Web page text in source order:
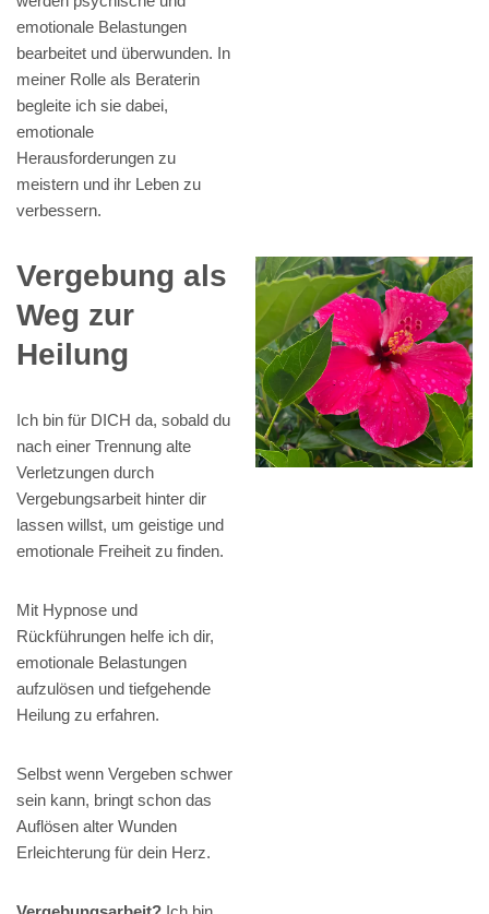
emotionale Belastungen
bearbeitet und überwunden. In
meiner Rolle als Beraterin
begleite ich sie dabei,
emotionale
Herausforderungen zu
meistern und ihr Leben zu
verbessern.
Vergebung als
Weg zur
Heilung
Ich bin für DICH da, sobald du
nach einer Trennung alte
Verletzungen durch
Vergebungsarbeit hinter dir
lassen willst, um geistige und
emotionale Freiheit zu finden.
Mit Hypnose und
Rückführungen helfe ich dir,
emotionale Belastungen
aufzulösen und tiefgehende
Heilung zu erfahren.
Selbst wenn Vergeben schwer
sein kann, bringt schon das
Auflösen alter Wunden
Erleichterung für dein Herz.